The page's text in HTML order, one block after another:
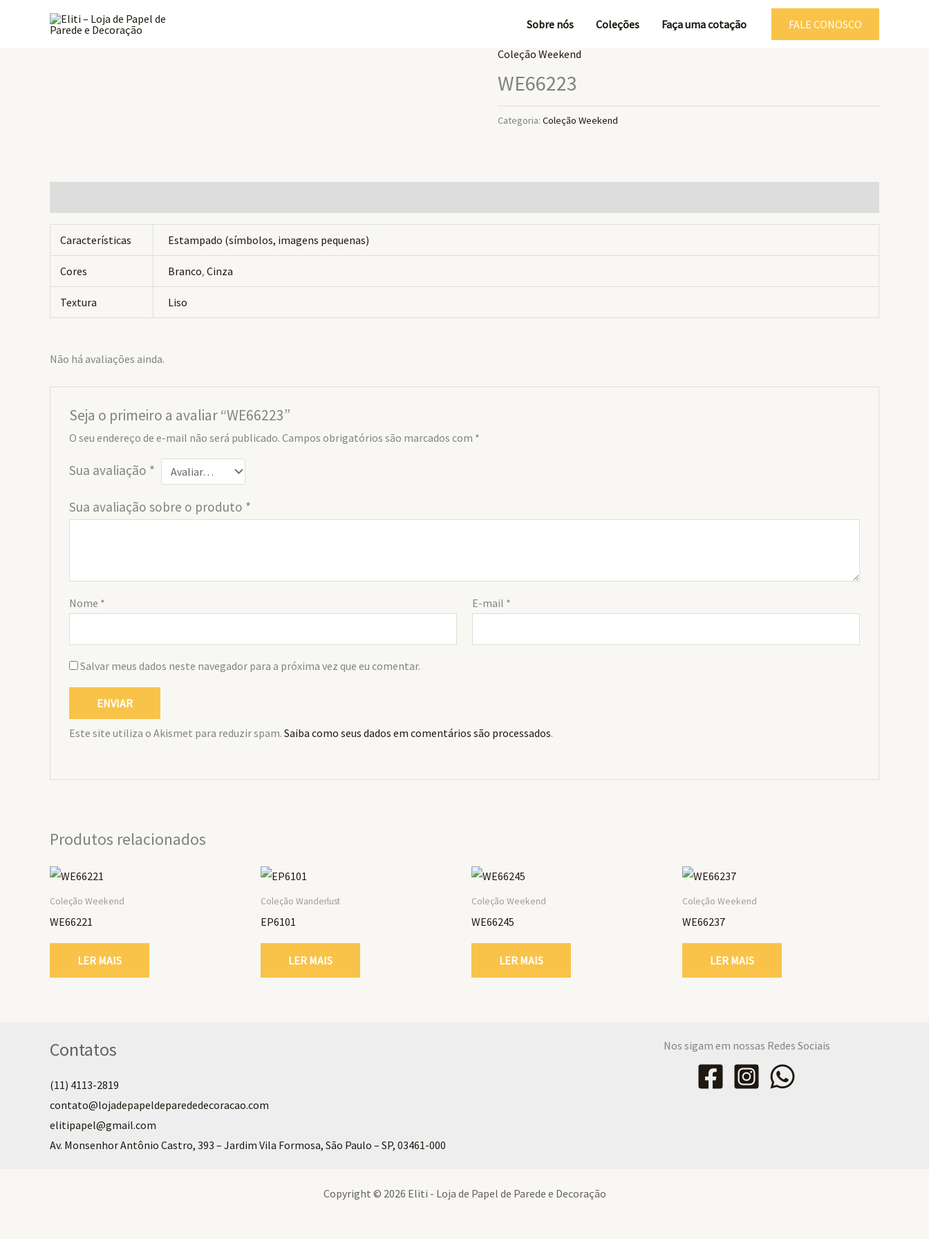
Sobre nós Coleções Faça uma cotação FALE CONOSCO
Coleção Weekend
WE66223
Categoria: Coleção Weekend
Características Estampado (símbolos, imagens pequenas)
Cores Branco,Cinza
Textura Liso
Não há avaliações ainda.
Seja o primeiro a avaliar “WE66223”
O seu endereço de e-mail não será publicado. Campos obrigatórios são marcados com *
Sua avaliação *
Sua avaliação sobre o produto *
Nome * E-mail *
Salvar meus dados neste navegador para a próxima vez que eu comentar.
Este site utiliza o Akismet para reduzir spam. Saiba como seus dados em comentários são processados.
Produtos relacionados
Coleção Weekend
WE66221
LER MAIS
Coleção Wanderlust
EP6101
LER MAIS
Coleção Weekend
WE66245
LER MAIS
Coleção Weekend
WE66237
LER MAIS
Contatos
(11) 4113-2819
contato@lojadepapeldeparededecoracao.com
elitipapel@gmail.com​
Av. Monsenhor Antônio Castro, 393 – Jardim Vila Formosa, São Paulo – SP, 03461-000
Nos sigam em nossas Redes Sociais
Copyright © 2026 Eliti - Loja de Papel de Parede e Decoração